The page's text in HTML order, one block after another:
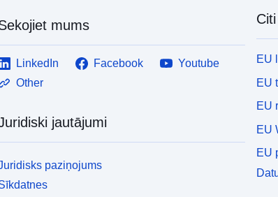
mums
LinkedIn Facebook
Youtube
Other
jautājumi
paziņojums
EU
EU
EU
EU
EU